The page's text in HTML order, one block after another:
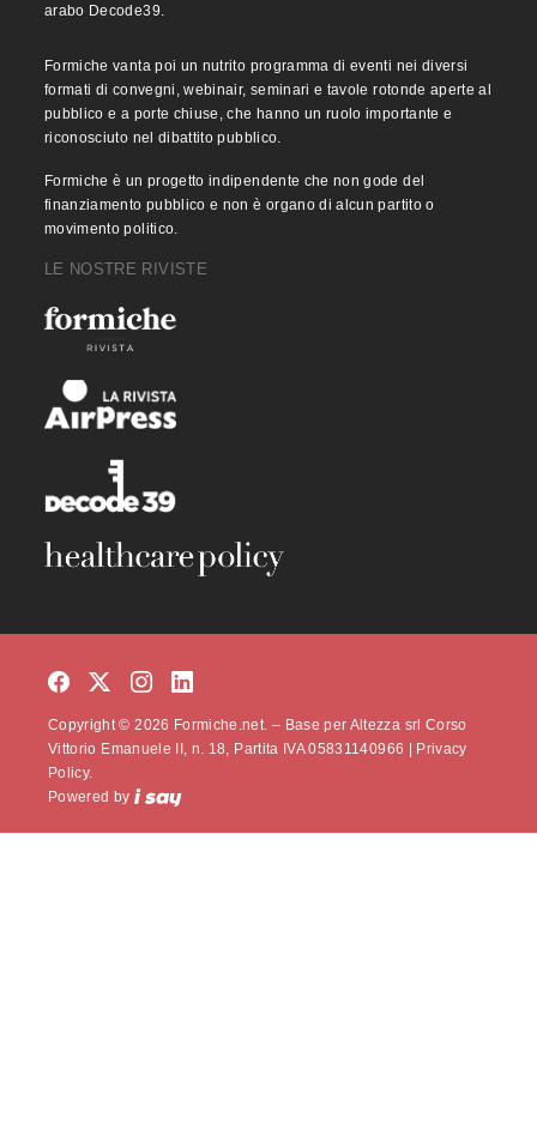
arabo Decode39.
Formiche vanta poi un nutrito programma di eventi nei diversi
formati di convegni, webinair, seminari e tavole rotonde aperte al
pubblico e a porte chiuse, che hanno un ruolo importante e
riconosciuto nel dibattito pubblico.
Formiche è un progetto indipendente che non gode del
finanziamento pubblico e non è organo di alcun partito o
movimento politico.
LE NOSTRE RIVISTE
Copyright © 2026 Formiche.net. – Base per Altezza srl Corso
Vittorio Emanuele II, n. 18, Partita IVA 05831140966 | Privacy
Policy.
Powered by